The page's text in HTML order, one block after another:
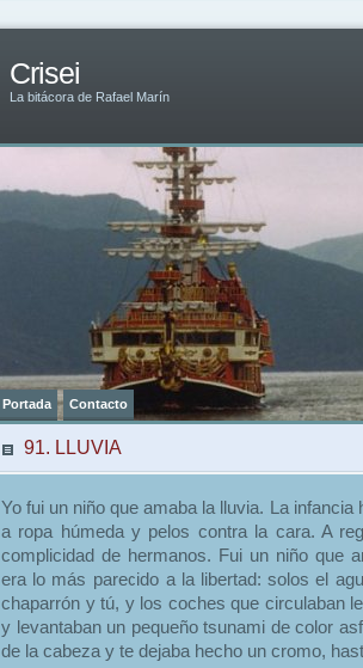
Crisei
La bitácora de Rafael Marín
Portada Contacto
91. LLUVIA
Yo fui un niño que amaba la lluvia. La
a ropa húmeda y pelos contra la cara. A
complicidad de hermanos. Fui un niño que
era lo más parecido a la libertad: solos el
chaparrón y tú, y los coches que circulaban
y levantaban un pequeño tsunami de color
de la cabeza y te dejaba hecho un cromo,